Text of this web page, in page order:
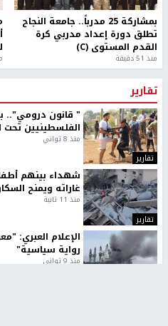
بمشاركة 25 مدرباً.. جامعة النجاح
تطلق دورة إعداد مدربي كرة
القدم المستوى (C)
منذ 51 دقيقة
تقارير
تقارير
" قانون درومي"..
الفلسطينيين تحت
منذ 8 ثواني
تقارير
شهداء بينهم
غاراته ويمنح
منذ 11 ثانية
الإعلام العبري:
رواية سياسية"
منذ 9 ثواني